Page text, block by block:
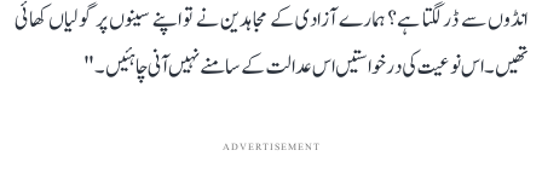
انڈوں سے ڈر لگتا ہے؟ ہمارے آزادی کے مجاہدین نے تو اپنے سینوں پر گولیاں کھائی
تھیں۔ اس نوعیت کی درخواستیں اس عدالت کے سامنے نہیں آنی چاہئیں۔"
ADVERTISEMENT